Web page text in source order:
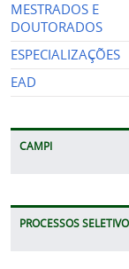
MESTRADOS E
DOUTORADOS
ESPECIALIZAÇÕES
EAD
CAMPI
PROCESSOS